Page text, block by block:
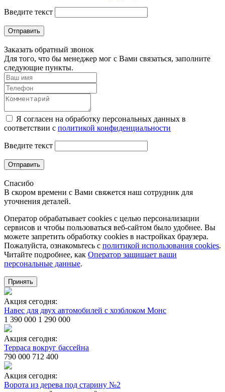
Введите текст
Отправить
Заказать обратный звонок
Для того, что бы менеджер мог с Вами связаться, заполните
следующие пункты.
Я согласен на обработку персональных данных в
соответствии с политикой конфиденциальности
Введите текст
Отправить
Спасибо
В скором времени с Вами свяжется наш сотрудник для
уточнения деталей.
Оператор обрабатывает cookies с целью персонализации
сервисов и чтобы пользоваться веб-сайтом было удобнее. Вы
можете запретить обработку сookies в настройках браузера.
Пожалуйста, ознакомьтесь с политикой использования cookies.
Читайте подробнее, как Оператор защищает ваши
персональные данные.
Принять
Акция сегодня:
Навес для двух автомобилей с хозблоком Монс
1 390 000 1 290 000
Акция сегодня:
Терраса вокруг бассейна
790 000 712 400
Акция сегодня:
Ворота из дерева под старину №2